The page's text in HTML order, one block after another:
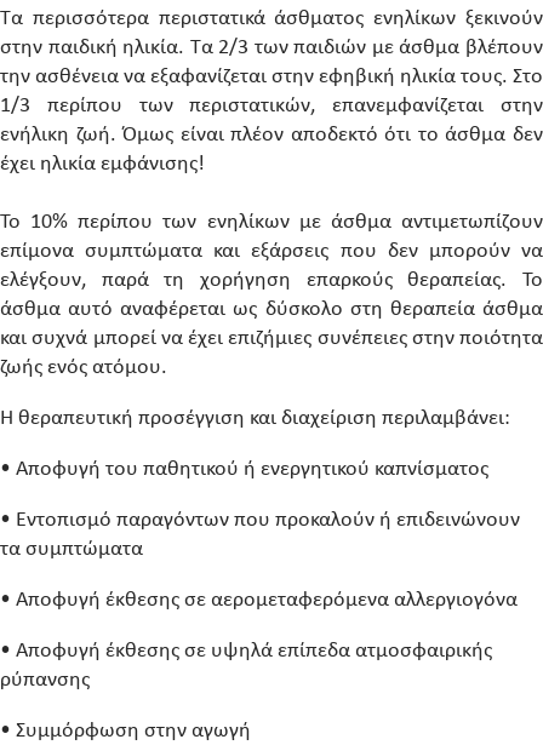
Τα περισσότερα περιστατικά άσθματος ενηλίκων ξεκινούν
στην παιδική ηλικία. Τα 2/3 των παιδιών με άσθμα βλέπουν
την ασθένεια να εξαφανίζεται στην εφηβική ηλικία τους. Στο
1/3 περίπου των περιστατικών, επανεμφανίζεται στην
ενήλικη ζωή. Όμως είναι πλέον αποδεκτό ότι το άσθμα δεν
έχει ηλικία εμφάνισης!
Το 10% περίπου των ενηλίκων με άσθμα αντιμετωπίζουν
επίμονα συμπτώματα και εξάρσεις που δεν μπορούν να
ελέγξουν, παρά τη χορήγηση επαρκούς θεραπείας. Το
άσθμα αυτό αναφέρεται ως δύσκολο στη θεραπεία άσθμα
και συχνά μπορεί να έχει επιζήμιες συνέπειες στην ποιότητα
ζωής ενός ατόμου.
Η θεραπευτική προσέγγιση και διαχείριση περιλαμβάνει:
• Αποφυγή του παθητικού ή ενεργητικού καπνίσματος
• Εντοπισμό παραγόντων που προκαλούν ή επιδεινώνουν
τα συμπτώματα
• Αποφυγή έκθεσης σε αερομεταφερόμενα αλλεργιογόνα
• Αποφυγή έκθεσης σε υψηλά επίπεδα ατμοσφαιρικής
ρύπανσης
• Συμμόρφωση στην αγωγή